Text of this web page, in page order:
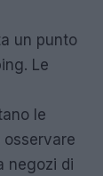
un punto
Le
le
osservare
negozi di